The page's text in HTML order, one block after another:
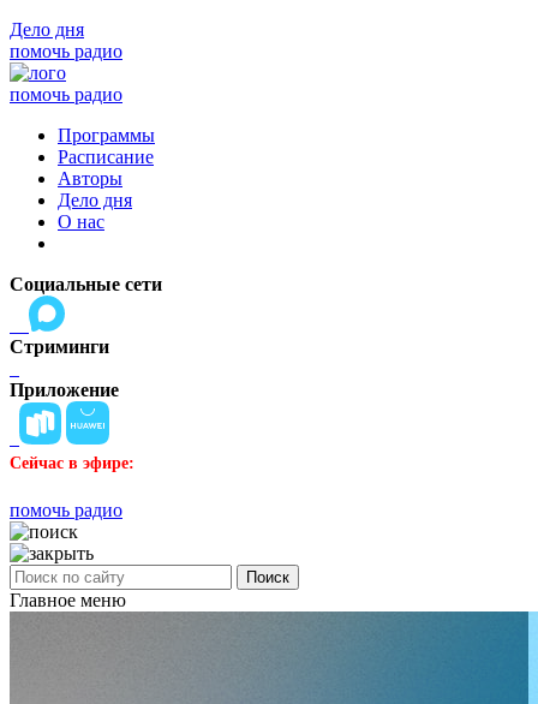
Дело дня
помочь радио
помочь радио
Программы
Расписание
Авторы
Дело дня
О нас
Социальные сети
Стриминги
Приложение
Сейчас в эфире:
помочь радио
Поиск
Главное меню